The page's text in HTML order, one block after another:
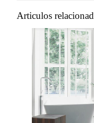
Articulos